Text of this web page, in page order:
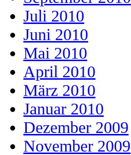
Juli 2010
Juni 2010
Mai 2010
April 2010
März 2010
Januar 2010
Dezember 2009
November 2009